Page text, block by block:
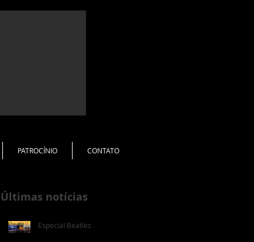
PATROCÍNIO CONTATO
Últimas notícias
Especial Beatles